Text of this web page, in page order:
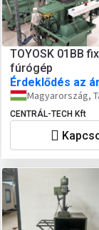
TOYOSK 01BB
fúrógép
Érdeklődés az
Magyarország,
CENTRÁL-TECH Kft